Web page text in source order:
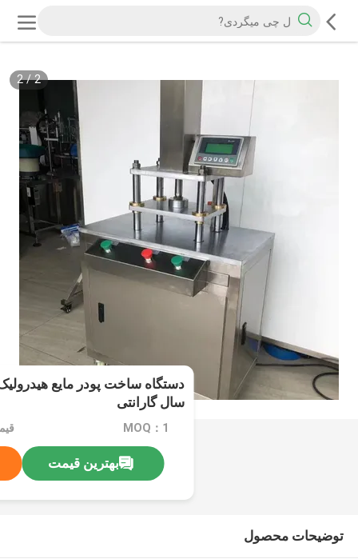
2
/
2
سال گارانتی
MOQ：1
بهترین قیمت
توضیحات محصول